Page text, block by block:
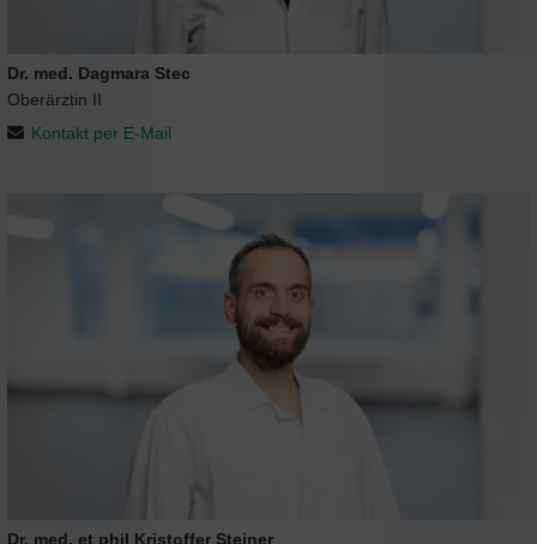
Dr. med. Dagmara Stec
Oberärztin II
Kontakt per E-Mail
Dr. med. et phil Kristoffer Steiner